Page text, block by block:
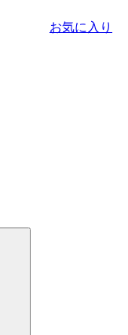
お気に入り